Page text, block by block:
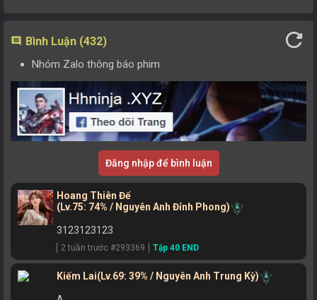
comment Bình Luận (432) refresh
Nhóm Zalo thông báo phim
Đăng nhập để bình luận
Hoang Thiên Đế
(Lv.75: 74% / Nguyên Anh Đỉnh Phong)
3123123123
2 tuần trước #293369 Tập 40 END
Kiếm Lai(Lv.69: 39% / Nguyên Anh Trung Kỳ)